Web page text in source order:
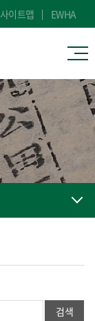
사이트맵 EWHA
검색